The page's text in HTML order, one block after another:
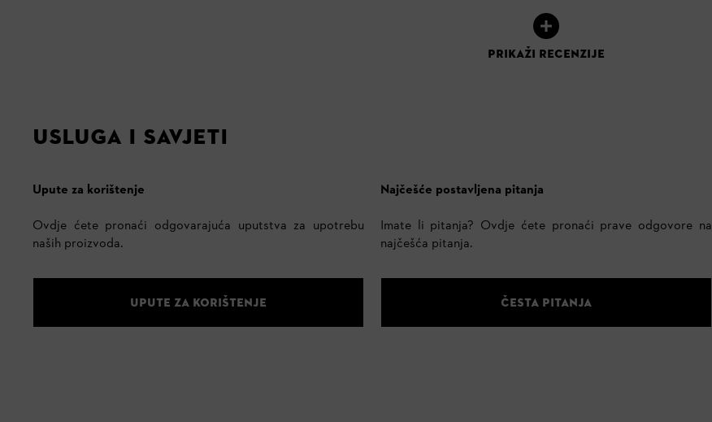
PRIKAŽI RECENZIJE
USLUGA I SAVJETI
Upute za korištenje
Ovdje ćete pronaći odgovarajuća uputstva za upotrebu
naših proizvoda.
UPUTE ZA KORIŠTENJE
Najčešće postavljena pitanja
Imate li pitanja? Ovdje ćete pronaći prave odgovore na
najčešća pitanja.
ČESTA PITANJA